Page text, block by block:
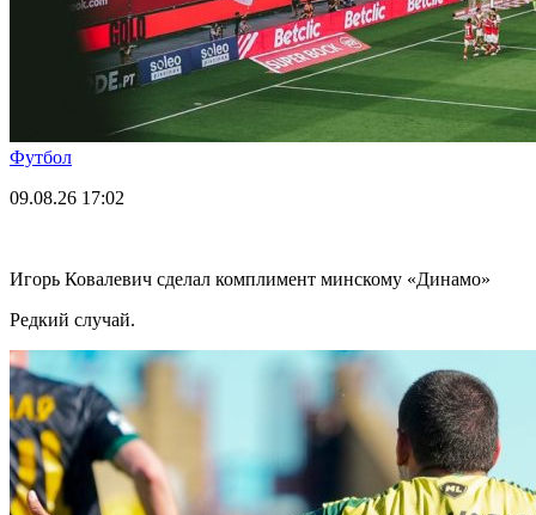
Футбол
09.08.26 17:02
Игорь Ковалевич сделал комплимент минскому «Динамо»
Редкий случай.